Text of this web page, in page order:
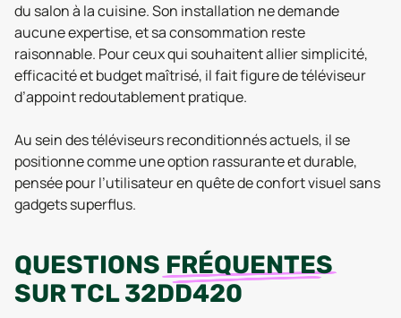
du salon à la cuisine. Son installation ne demande
aucune expertise, et sa consommation reste
raisonnable. Pour ceux qui souhaitent allier simplicité,
efficacité et budget maîtrisé, il fait figure de téléviseur
d’appoint redoutablement pratique.
Au sein des téléviseurs reconditionnés actuels, il se
positionne comme une option rassurante et durable,
pensée pour l’utilisateur en quête de confort visuel sans
gadgets superflus.
QUESTIONS FRÉQUENTES
SURTCL 32DD420